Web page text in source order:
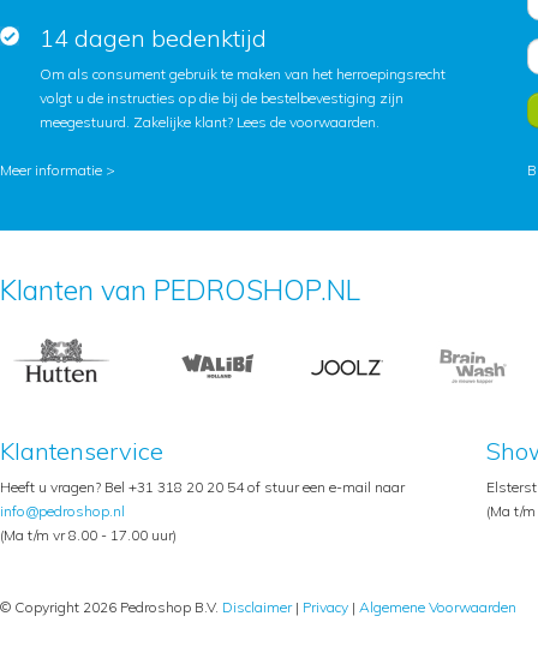
14 dagen bedenktijd
Om als consument gebruik te maken van het herroepingsrecht
volgt u de instructies op die bij de bestelbevestiging zijn
meegestuurd. Zakelijke klant? Lees de voorwaarden.
Meer informatie >
Klanten van PEDROSHOP.NL
Klantenservice
Heeft u vragen? Bel +31 318 20 20 54 of stuur een e-mail naar
info@pedroshop.nl
(Ma t/m vr 8.00 - 17.00 uur)
(Ma t/
© Copyright 2026 Pedroshop B.V. Disclaimer| Privacy | Algemene Voorwaarden